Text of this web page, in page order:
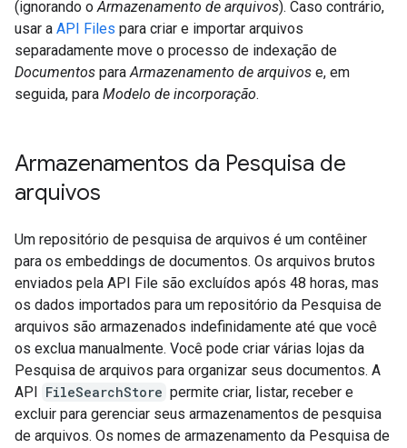
(ignorando oArmazenamento de arquivos). Caso contrário,
usar a API Files para criar e importar arquivos
separadamente move o processo de indexação de
Documentos paraArmazenamento de arquivos e, em
seguida, para Modelo de incorporação.
Armazenamentos da Pesquisa de
arquivos
Um repositório de pesquisa de arquivos é um contêiner
para os embeddings de documentos. Os arquivos brutos
enviados pela API File são excluídos após 48 horas, mas
os dados importados para um repositório da Pesquisa de
arquivos são armazenados indefinidamente até que você
os exclua manualmente. Você pode criar várias lojas da
Pesquisa de arquivos para organizar seus documentos. A
API FileSearchStore permite criar, listar, receber e
excluir para gerenciar seus armazenamentos de pesquisa
de arquivos. Os nomes de armazenamento da Pesquisa de